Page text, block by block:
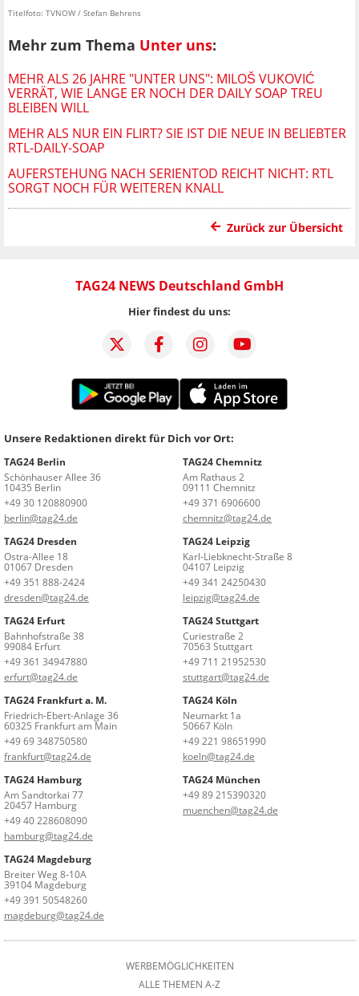
Titelfoto: TVNOW / Stefan Behrens
Mehr zum Thema Unter uns:
MEHR ALS 26 JAHRE "UNTER UNS": MILOŠ VUKOVIĆ
VERRÄT, WIE LANGE ER NOCH DER DAILY SOAP TREU
BLEIBEN WILL
MEHR ALS NUR EIN FLIRT? SIE IST DIE NEUE IN BELIEBTER
RTL-DAILY-SOAP
AUFERSTEHUNG NACH SERIENTOD REICHT NICHT: RTL
SORGT NOCH FÜR WEITEREN KNALL
Zurück zur Übersicht
TAG24 NEWS Deutschland GmbH
Hier findest du uns:
Unsere Redaktionen direkt für Dich vor Ort:
TAG24 Berlin
Schönhauser Allee 36
10435 Berlin
+49 30 120880900
berlin@tag24.de
TAG24 Chemnitz
Am Rathaus 2
09111 Chemnitz
+49 371 6906600
chemnitz@tag24.de
TAG24 Dresden
Ostra-Allee 18
01067 Dresden
+49 351 888-2424
dresden@tag24.de
TAG24 Leipzig
Karl-Liebknecht-Straße 8
04107 Leipzig
+49 341 24250430
leipzig@tag24.de
TAG24 Erfurt
Bahnhofstraße 38
99084 Erfurt
+49 361 34947880
erfurt@tag24.de
TAG24 Stuttgart
Curiestraße 2
70563 Stuttgart
+49 711 21952530
stuttgart@tag24.de
TAG24 Frankfurt a. M.
Friedrich-Ebert-Anlage 36
60325 Frankfurt am Main
+49 69 348750580
frankfurt@tag24.de
TAG24 Köln
Neumarkt 1a
50667 Köln
+49 221 98651990
koeln@tag24.de
TAG24 Hamburg
Am Sandtorkai 77
20457 Hamburg
+49 40 228608090
hamburg@tag24.de
TAG24 München
+49 89 215390320
muenchen@tag24.de
TAG24 Magdeburg
Breiter Weg 8-10A
39104 Magdeburg
+49 391 50548260
magdeburg@tag24.de
WERBEMÖGLICHKEITEN
ALLE THEMEN A-Z